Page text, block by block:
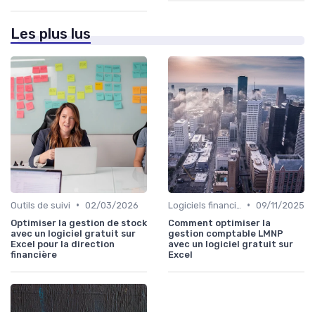
Les plus lus
Outils de suivi • 02/03/2026
Optimiser la gestion de stock
avec un logiciel gratuit sur
Excel pour la direction
financière
• 09/11/2025
Comment optimiser la
gestion comptable LMNP
avec un logiciel gratuit sur
Excel